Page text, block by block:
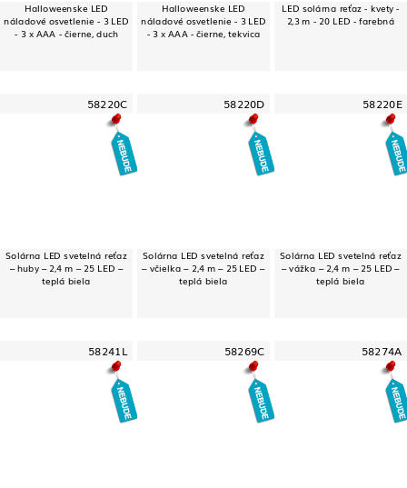
Halloweenske LED
náladové osvetlenie - 3 LED
- 3 x AAA - čierne, duch
Halloweenske LED
náladové osvetlenie - 3 LED
- 3 x AAA - čierne, tekvica
LED solárna reťaz - kvety -
2,3 m - 20 LED - farebná
58220C
Solárna LED svetelná reťaz
– huby – 2,4 m – 25 LED –
teplá biela
58220D
Solárna LED svetelná reťaz
– včielka – 2,4 m – 25 LED –
teplá biela
58220E
Solárna LED svetelná reťaz
– vážka – 2,4 m – 25 LED –
teplá biela
58241L 58269C 58274A